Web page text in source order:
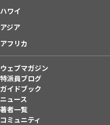
ハワイ
アジア
アフリカ
ウェブマガジン
特派員ブログ
ガイドブック
ニュース
著者一覧
コミュニティ